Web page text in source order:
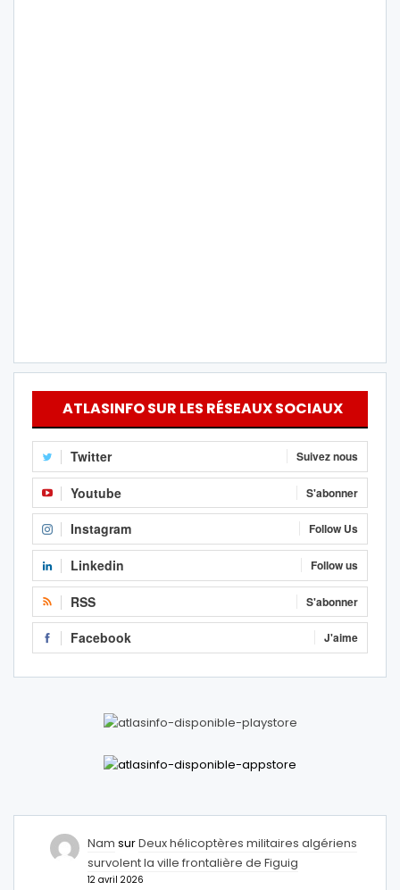
ATLASINFO SUR LES RÉSEAUX SOCIAUX
Twitter Suivez nous
Youtube S'abonner
Instagram Follow Us
Linkedin Follow us
RSS S'abonner
Facebook J'aime
Nam surDeux hélicoptères militaires algériens
survolent la ville frontalière de Figuig
12 avril 2026